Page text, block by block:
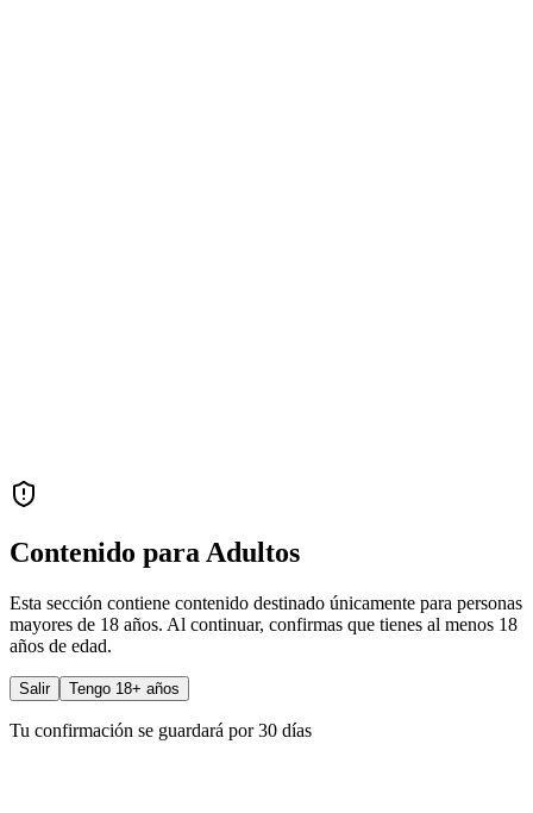
Contenido para Adultos
Esta sección contiene contenido destinado únicamente para personas
mayores de 18 años. Al continuar, confirmas que tienes al menos 18
años de edad.
Salir Tengo 18+ años
Tu confirmación se guardará por 30 días